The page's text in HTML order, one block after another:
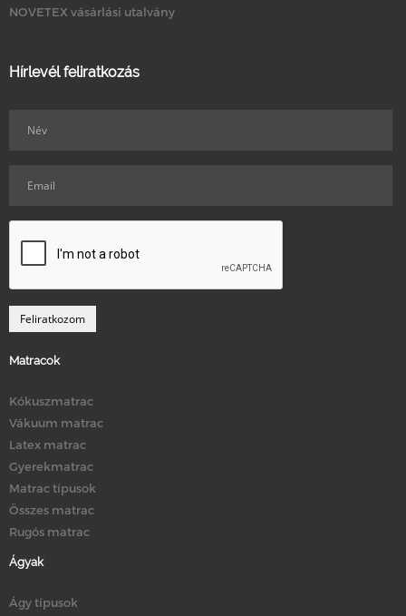
NOVETEX vásárlási utalvány
Hírlevél feliratkozás
Matracok
Kókuszmatrac
Vákuum matrac
Latex matrac
Gyerekmatrac
Matrac típusok
Összes matrac
Rugós matrac
Ágyak
Ágy típusok